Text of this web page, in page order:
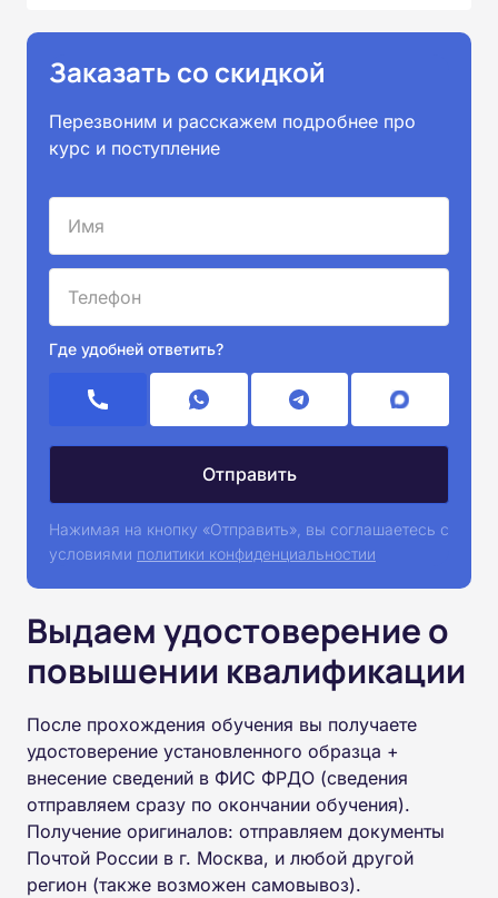
Заказать со скидкой
Перезвоним и расскажем подробнее про
курс и поступление
Где удобней ответить?
Нажимая на кнопку «Отправить», вы соглашаетесь с
условиями политики конфиденциальностии
Выдаем удостоверение о
повышении квалификации
После прохождения обучения вы получаете
удостоверение установленного образца +
внесение сведений в ФИС ФРДО (сведения
отправляем сразу по окончании обучения).
Получение оригиналов: отправляем документы
Почтой России в г. Москва, и любой другой
регион (также возможен самовывоз).